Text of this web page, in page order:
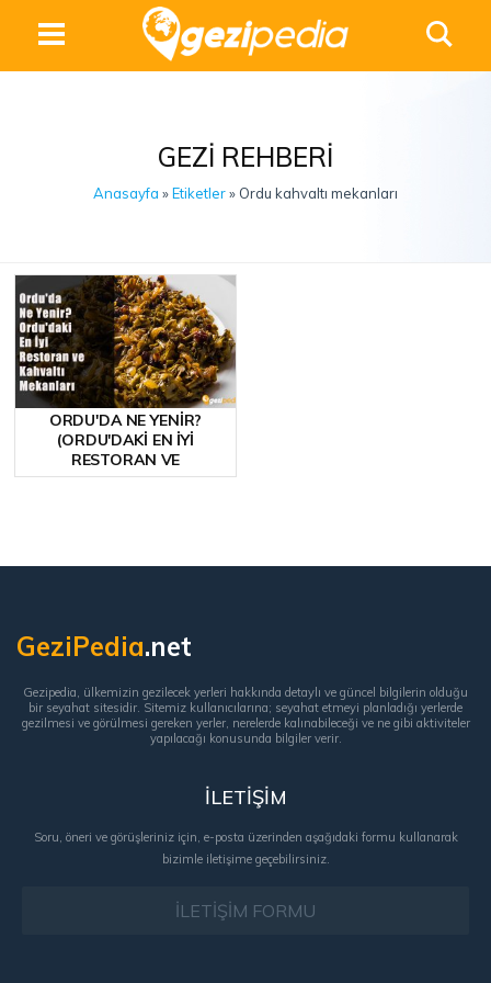
GEZI REHBERI
Anasayfa »Etiketler» Ordu kahvaltı mekanları
ORDU'DA NE YENIR?
(ORDU'DAKI EN İYI
RESTORAN VE
GeziPedia.net
Gezipedia, ülkemizin gezilecek yerleri hakkında detaylı ve güncel bilgilerin olduğu
bir seyahat sitesidir. Sitemiz kullanıcılarına; seyahat etmeyi planladığı yerlerde
gezilmesi ve görülmesi gereken yerler, nerelerde kalınabileceği ve ne gibi aktiviteler
yapılacağı konusunda bilgiler verir.
İLETİŞİM
Soru, öneri ve görüşleriniz için, e-posta üzerinden aşağıdaki formu kullanarak
bizimle iletişime geçebilirsiniz.
İLETİŞİM FORMU